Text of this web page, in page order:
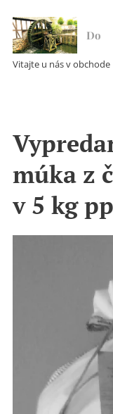
Do
Vitajte u nás v obchode
múka z
v 5 kg